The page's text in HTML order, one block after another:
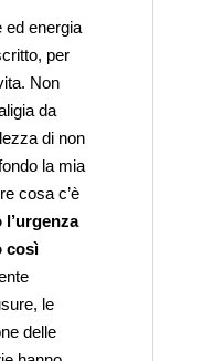
ed energia
per
Non
da
di non
la mia
cosa c’è
l’urgenza
così
le
delle